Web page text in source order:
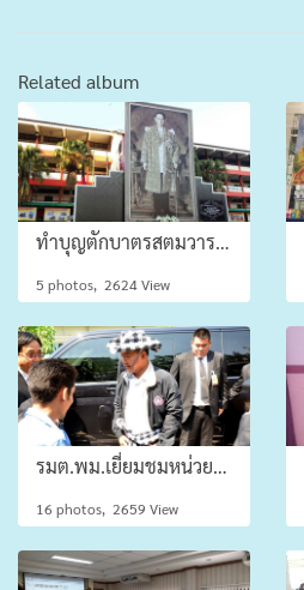
Related album
ทำบุญตักบาตรสตมวาร(๑๐๐ วัน)
5 photos, 2624 View
รมต.พม.เยี่ยมชมหน่วยผลิตและคลังสินค้า
16 photos, 2659 View